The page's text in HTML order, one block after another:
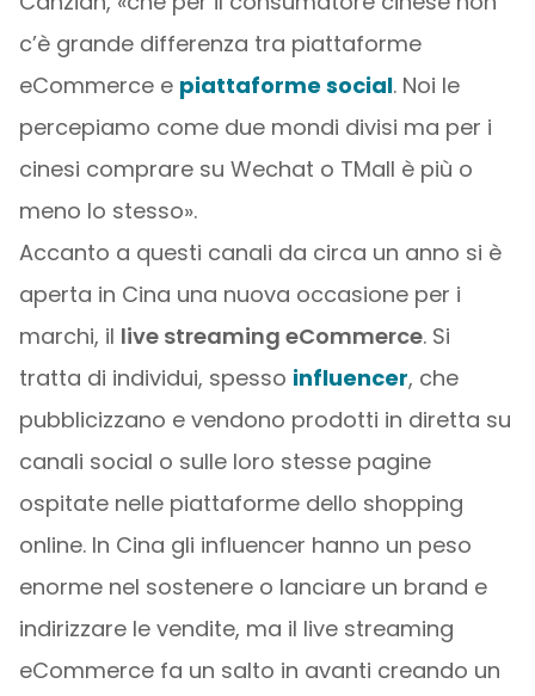
c’è grande differenza tra piattaforme
eCommerce e piattaforme social. Noi le
percepiamo come due mondi divisi ma per i
cinesi comprare su Wechat o TMall è più o
meno lo stesso».
Accanto a questi canali da circa un anno si è
aperta in Cina una nuova occasione per i
marchi, il live streaming eCommerce. Si
tratta di individui, spesso influencer, che
pubblicizzano e vendono prodotti in diretta su
canali social o sulle loro stesse pagine
ospitate nelle piattaforme dello shopping
online. In Cina gli influencer hanno un peso
enorme nel sostenere o lanciare un brand e
indirizzare le vendite, ma il live streaming
eCommerce fa un salto in avanti creando un